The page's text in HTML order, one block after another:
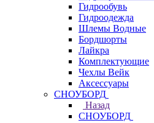
Гидрообувь
Гидроодежда
Шлемы Водные
Бордшорты
Лайкра
Комплектующие
Чехлы Вейк
Аксессуары
СНОУБОРД
Назад
СНОУБОРД